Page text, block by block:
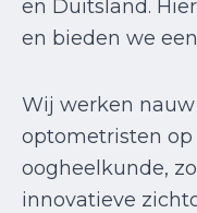
en Duitsland.
en bieden we
Wij werken
optometristen
oogheelkunde,
innovatieve